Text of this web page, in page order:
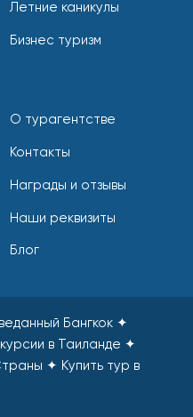
Летние каникулы
Бизнес туризм
О турагентстве
Контакты
Награды и отзывы
Наши реквизиты
Блог
Бангкок ✦
в Таиланде ✦
✦ Купить тур в